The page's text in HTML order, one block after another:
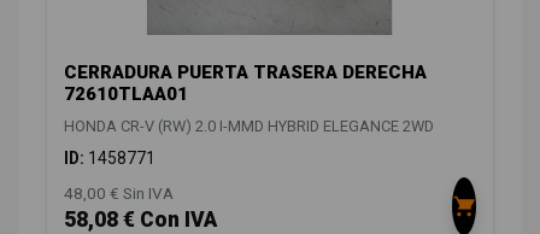
CERRADURA PUERTA TRASERA DERECHA
72610TLAA01
HONDA CR-V (RW) 2.0 I-MMD HYBRID ELEGANCE 2WD
ID: 1458771
48,00 € Sin IVA
58,08 € Con IVA